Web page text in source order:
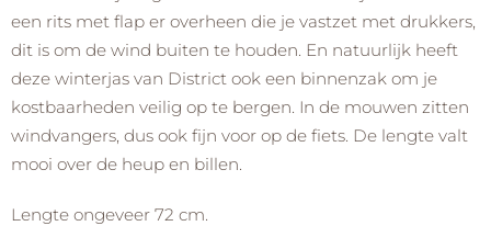
een rits met flap er overheen die je vastzet met drukkers,
dit is om de wind buiten te houden. En natuurlijk heeft
deze winterjas van District ook een binnenzak om je
kostbaarheden veilig op te bergen. In de mouwen zitten
windvangers, dus ook fijn voor op de fiets. De lengte valt
mooi over de heup en billen.
Lengte ongeveer 72 cm.